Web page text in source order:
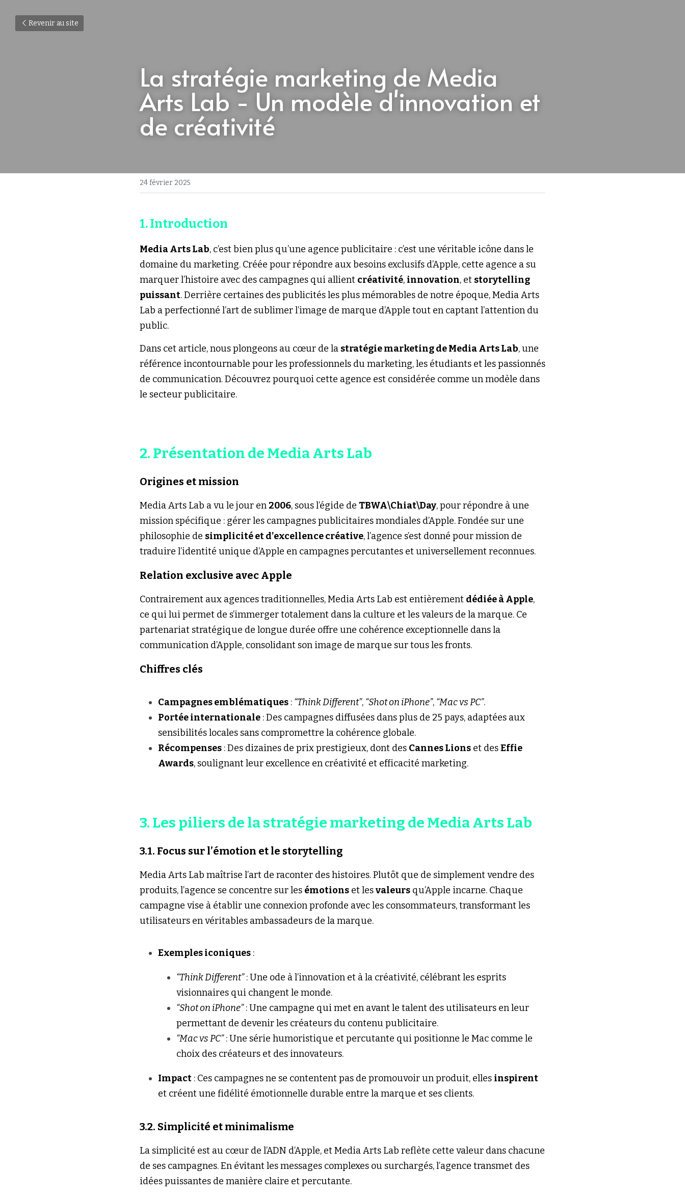
Revenir au site
La stratégie marketing de Media
Arts Lab - Un modèle d'innovation et
de créativité
24 février 2025
1. Introduction
Media Arts Lab, c’est bien plus qu’une agence publicitaire : c’est une véritable icône dans le
domaine du marketing. Créée pour répondre aux besoins exclusifs d’Apple, cette agence a su
marquer l’histoire avec des campagnes qui allient créativité, innovation, et storytelling
puissant. Derrière certaines des publicités les plus mémorables de notre époque, Media Arts
Lab a perfectionné l’art de sublimer l’image de marque d’Apple tout en captant l’attention du
public.
Dans cet article, nous plongeons au cœur de la stratégie marketing de Media Arts Lab, une
référence incontournable pour les professionnels du marketing, les étudiants et les passionnés
de communication. Découvrez pourquoi cette agence est considérée comme un modèle dans
le secteur publicitaire.
2. Présentation de Media Arts Lab
Origines et mission
Media Arts Lab a vu le jour en 2006, sous l’égide de TBWA\Chiat\Day, pour répondre à une
mission spécifique : gérer les campagnes publicitaires mondiales d’Apple. Fondée sur une
philosophie de simplicité et d’excellence créative, l’agence s’est donné pour mission de
traduire l’identité unique d’Apple en campagnes percutantes et universellement reconnues.
Relation exclusive avec Apple
Contrairement aux agences traditionnelles, Media Arts Lab est entièrement dédiée à Apple,
ce qui lui permet de s’immerger totalement dans la culture et les valeurs de la marque. Ce
partenariat stratégique de longue durée offre une cohérence exceptionnelle dans la
communication d’Apple, consolidant son image de marque sur tous les fronts.
Chiffres clés
Campagnes emblématiques : “Think Different”, “Shot on iPhone”, “Mac vs PC”.
Portée internationale : Des campagnes diffusées dans plus de 25 pays, adaptées aux
sensibilités locales sans compromettre la cohérence globale.
Récompenses : Des dizaines de prix prestigieux, dont des Cannes Lions et des Effie
Awards, soulignant leur excellence en créativité et efficacité marketing.
3. Les piliers de la stratégie marketing de Media Arts Lab
3.1. Focus sur l’émotion et le storytelling
Media Arts Lab maîtrise l’art de raconter des histoires. Plutôt que de simplement vendre des
produits, l’agence se concentre sur les émotions et les valeurs qu’Apple incarne. Chaque
campagne vise à établir une connexion profonde avec les consommateurs, transformant les
utilisateurs en véritables ambassadeurs de la marque.
Exemples iconiques :
“Think Different” : Une ode à l’innovation et à la créativité, célébrant les esprits
visionnaires qui changent le monde.
“Shot on iPhone” : Une campagne qui met en avant le talent des utilisateurs en leur
permettant de devenir les créateurs du contenu publicitaire.
“Mac vs PC” : Une série humoristique et percutante qui positionne le Mac comme le
choix des créateurs et des innovateurs.
Impact : Ces campagnes ne se contentent pas de promouvoir un produit, elles inspirent
et créent une fidélité émotionnelle durable entre la marque et ses clients.
3.2. Simplicité et minimalisme
La simplicité est au cœur de l’ADN d’Apple, et Media Arts Lab reflète cette valeur dans chacune
de ses campagnes. En évitant les messages complexes ou surchargés, l’agence transmet des
idées puissantes de manière claire et percutante.